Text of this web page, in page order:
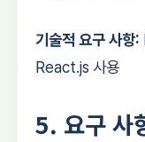
기술적 요구 사항:
React.js 사용
5. 요구 사